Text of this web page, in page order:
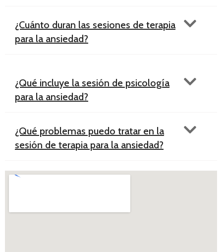
¿Cuánto duran las sesiones de terapia
para la ansiedad?
¿Qué incluye la sesión de psicología
para la ansiedad?
¿Qué problemas puedo tratar en la
sesión de terapia para la ansiedad?